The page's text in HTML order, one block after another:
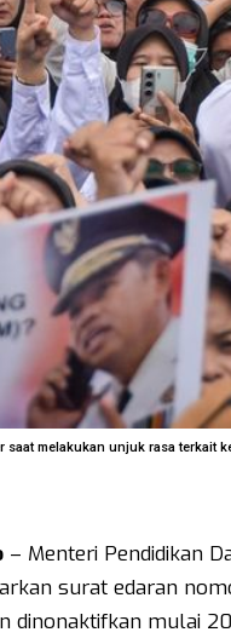
saat melakukan unjuk rasa terkait
– Menteri Pendidikan
surat edaran
dinonaktifkan mulai